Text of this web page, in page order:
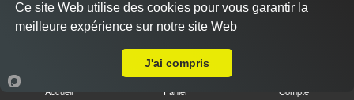
Accueil Panier Compte
Ce site Web utilise des cookies pour vous garantir la
meilleure expérience sur notre site Web
J'ai compris